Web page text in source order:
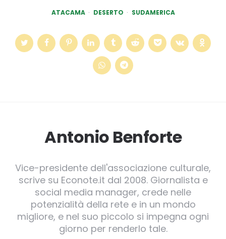
ATACAMA DESERTO SUDAMERICA
Antonio Benforte
Vice-presidente dell'associazione culturale,
scrive su Econote.it dal 2008. Giornalista e
social media manager, crede nelle
potenzialità della rete e in un mondo
migliore, e nel suo piccolo si impegna ogni
giorno per renderlo tale.